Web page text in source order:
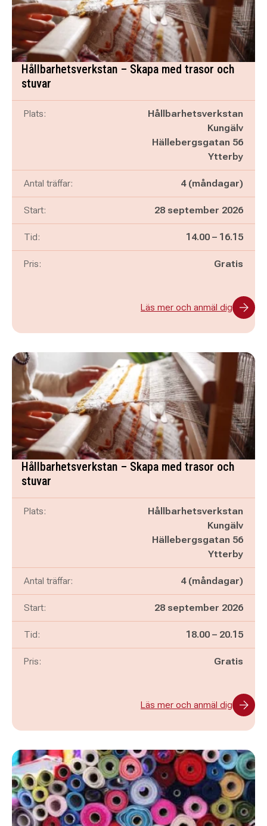
Hållbarhetsverkstan – Skapa med trasor och
stuvar
Plats:
Hållbarhetsverkstan
Kungälv
Hällebergsgatan 56
Ytterby
Antal träffar: 4 (måndagar)
Start: 28 september 2026
Tid: Pågår mellan
14.00 – och
16.15
Pris: Gratis
Läs mer och anmäl dig
Hållbarhetsverkstan – Skapa med trasor och
stuvar
Plats:
Hållbarhetsverkstan
Kungälv
Hällebergsgatan 56
Ytterby
Antal träffar: 4 (måndagar)
Start: 28 september 2026
Tid: Pågår mellan
18.00 – och
20.15
Pris: Gratis
Läs mer och anmäl dig